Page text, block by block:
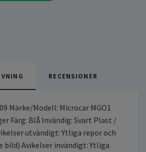
RECENSIONER
Märke/Modell: Microcar MGO1
Färg: Blå Invändig: Svart Plast /
utvändigt: Ytliga repor och
bild) Avikelser invändigt: Ytliga